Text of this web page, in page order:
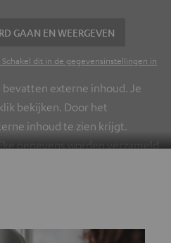
GAAN EN WEERGEVEN
dit in de gegevensinstellingen in
externe inhoud. Je
bekijken. Door het
inhoud te zien krijgt.
gegevens worden verzameld